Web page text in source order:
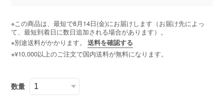
※この商品は、最短で8月14日(金)にお届けします（お届け先によっ
て、最短到着日に数日追加される場合があります）。
※別途送料がかかります。
送料を確認する
※¥10,000以上のご注文で国内送料が無料になります。
数量